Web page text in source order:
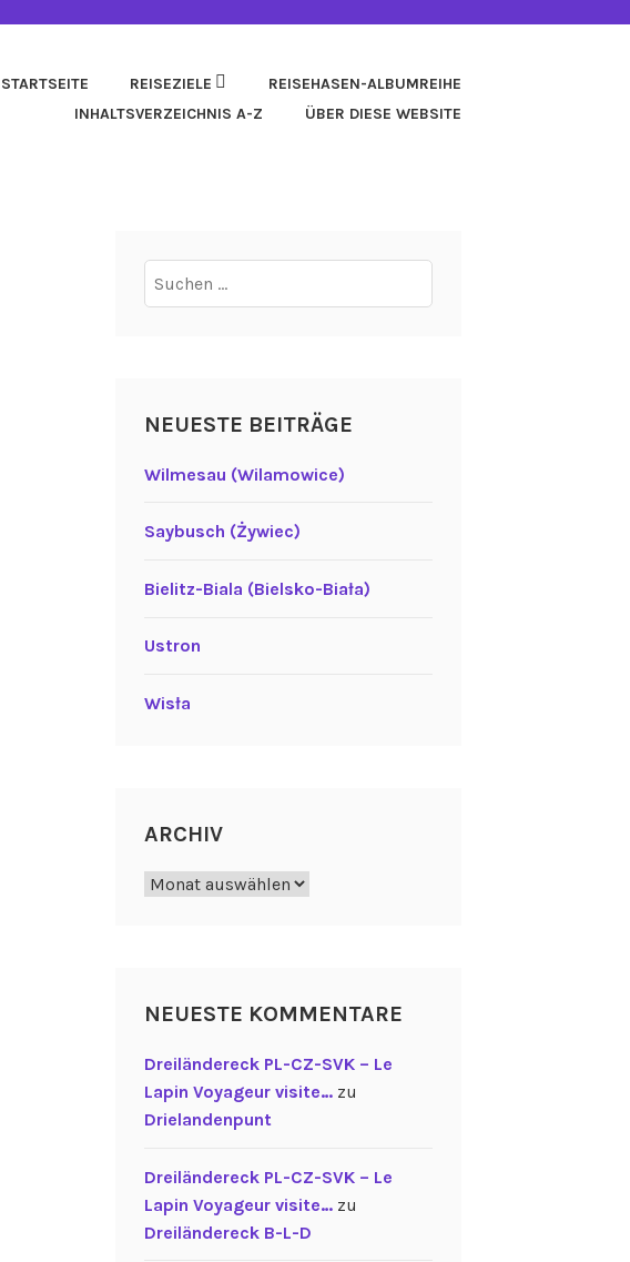
STARTSEITE REISEZIELE
REISEHASEN-ALBUMREIHE
INHALTSVERZEICHNIS A-Z
ÜBER DIESE WEBSITE
Suchen
nach:
NEUESTE BEITRÄGE
Wilmesau (Wilamowice)
Saybusch (Żywiec)
Bielitz-Biala (Bielsko-Biała)
Ustron
Wisła
ARCHIV
Archiv
NEUESTE KOMMENTARE
Dreiländereck PL-CZ-SVK – Le
Lapin Voyageur visite…zu
Drielandenpunt
Dreiländereck PL-CZ-SVK – Le
Lapin Voyageur visite…zu
Dreiländereck B-L-D